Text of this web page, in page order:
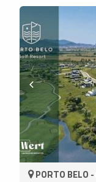
PORTO BELO -